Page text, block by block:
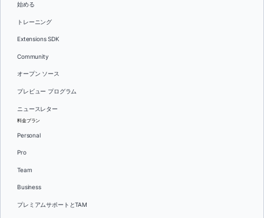
始める
トレーニング
Extensions SDK
Community
オープン ソース
プレビュー プログラム
ニュースレター
料金プラン
Personal
Pro
Team
Business
プレミアムサポートとTAM